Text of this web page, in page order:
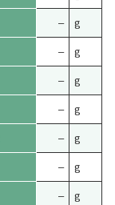
– g
– g
– g
– g
– g
– g
– g